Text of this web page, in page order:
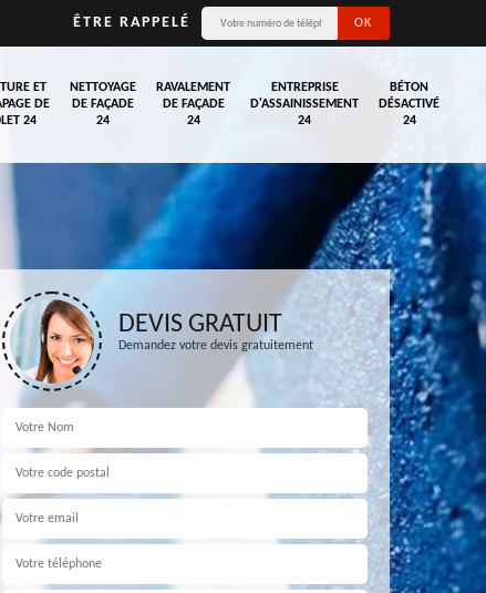
ÊTRE RAPPELÉ
ET
DE
24
NETTOYAGE
DE FAÇADE
24
RAVALEMENT
DE FAÇADE
24
ENTREPRISE
D'ASSAINISSEMENT
24
BÉTON
DÉSACTIVÉ
24
DEVIS GRATUIT
Demandez votre devis gratuitement